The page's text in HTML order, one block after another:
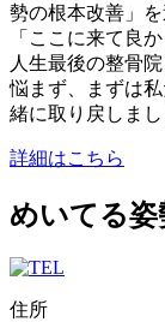
勢の根本改善」
「ここに来て良
人生最後の整骨
悩まず、まずは
緒に取り戻しまし
詳細はこちら
めいてる姿
住所